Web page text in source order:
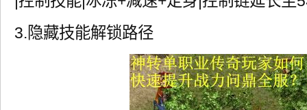
3.隐藏技能解锁路径